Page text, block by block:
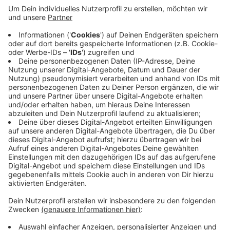
Anzeige
Im Kreis gibt es aktuell rund 6.000 offene Verfahren.
Meist geht es um Verwarngelder gegen Raser. In etwa
100 Fällen steht ein Fahrverbot zur Diskussion.
Anfang Juli hatte der Bund darüber informiert, dass der
neue Bußgeldkatalog auf Grund eines Formfehlers
nichtig sei.
Anzeige
Anzeige